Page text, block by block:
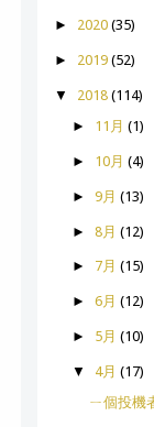
► 2020 (35)
► 2019 (52)
▼ 2018 (114)
► 11月 (1)
► 10月 (4)
► 9月 (13)
► 8月 (12)
► 7月 (15)
► 6月 (12)
► 5月 (10)
▼ 4月 (17)
ㄧ個投機